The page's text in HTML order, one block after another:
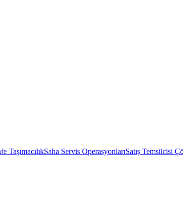
TaşımacılıkSaha Servis OperasyonlarıSatış Temsilcisi